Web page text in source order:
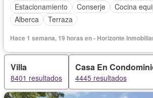
Estacionamiento
Conserje Cocina
Alberca
Terraza
Hace 1 semana, 19 horas en - Horizonte
Villa
8401 resultados
Casa En
4445 resultados